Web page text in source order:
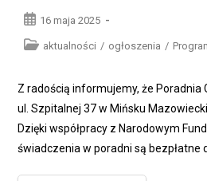
Post16 maja 2025
Postaktualności / ogłoszenia /
Z radością informujemy, że Poradnia
ul. Szpitalnej 37 w Mińsku
Dzięki współpracy z Narodowym
świadczenia w poradni są bezpłatne